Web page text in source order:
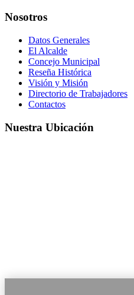
Nosotros
Datos Generales
El Alcalde
Concejo Municipal
Reseña Histórica
Visión y Misión
Directorio de Trabajadores
Contactos
Nuestra Ubicación